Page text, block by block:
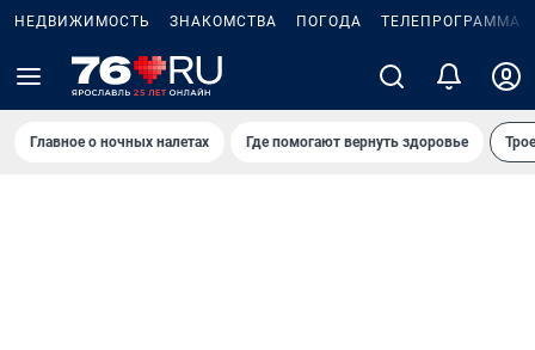
НЕДВИЖИМОСТЬ ЗНАКОМСТВА ПОГОДА ТЕЛЕПРОГРАММА
Главное о ночных налетах Где помогают вернуть здоровье